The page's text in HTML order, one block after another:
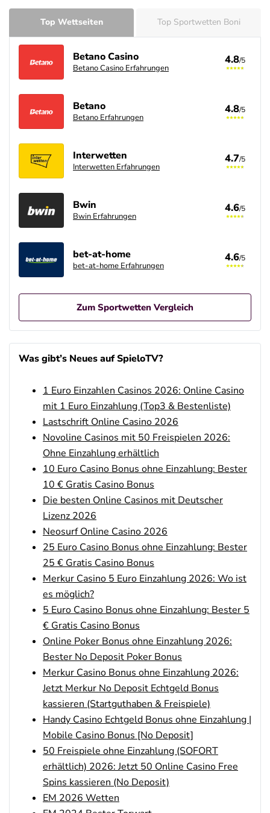
Top Wettseiten Top Sportwetten Boni
Betano Casino
Betano Casino Erfahrungen
4.8/5
Betano
Betano Erfahrungen
4.8/5
Interwetten
Interwetten Erfahrungen
4.7/5
Bwin
Bwin Erfahrungen
4.6/5
bet-at-home
bet-at-home Erfahrungen
4.6/5
Zum Sportwetten Vergleich
Betano Casino Bonus
100% bis zu 80€
Betano Bonus
100% bis zu 80€
AGB gelten
4.8
Interwetten Bonus
100% bis 100€ Neukundenbonus
AGB gelten
Bwin Bonus
100% bis zu 100€
AGB gelten
bet-at-home Bonus
500 % QUOTENBOOST + 100€
BONUS
AGB gelten
4.6/5
Zum Sportwetten Bonusvergleich
Was gibt’s Neues auf SpieloTV?
1 Euro Einzahlen Casinos 2026: Online Casino
mit 1 Euro Einzahlung (Top3 & Bestenliste)
Lastschrift Online Casino 2026
Novoline Casinos mit 50 Freispielen 2026:
Ohne Einzahlung erhältlich
10 Euro Casino Bonus ohne Einzahlung: Bester
10 € Gratis Casino Bonus
Die besten Online Casinos mit Deutscher
Lizenz 2026
Neosurf Online Casino 2026
25 Euro Casino Bonus ohne Einzahlung: Bester
25 € Gratis Casino Bonus
Merkur Casino 5 Euro Einzahlung 2026: Wo ist
es möglich?
5 Euro Casino Bonus ohne Einzahlung: Bester 5
€ Gratis Casino Bonus
Online Poker Bonus ohne Einzahlung 2026:
Bester No Deposit Poker Bonus
Merkur Casino Bonus ohne Einzahlung 2026:
Jetzt Merkur No Deposit Echtgeld Bonus
kassieren (Startguthaben & Freispiele)
Handy Casino Echtgeld Bonus ohne Einzahlung |
Mobile Casino Bonus [No Deposit]
50 Freispiele ohne Einzahlung (SOFORT
erhältlich) 2026: Jetzt 50 Online Casino Free
Spins kassieren (No Deposit)
EM 2026 Wetten